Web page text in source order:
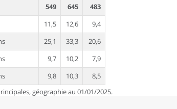
549 645
483
11,5 12,6
9,4
25,1 33,3
20,6
9,7 10,2
7,9
9,8 10,3
8,5
géographie au 01/01/2025.